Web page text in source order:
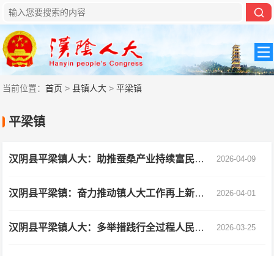
当前位置：首页 >县镇人大 >平梁镇
平梁镇
汉阴县平梁镇人大：助推蚕桑产业持续富民增收 2026-04-09
汉阴县平梁镇：奋力推动镇人大工作再上新台阶 2026-04-01
汉阴县平梁镇人大：多举措践行全过程人民民主 2026-03-25